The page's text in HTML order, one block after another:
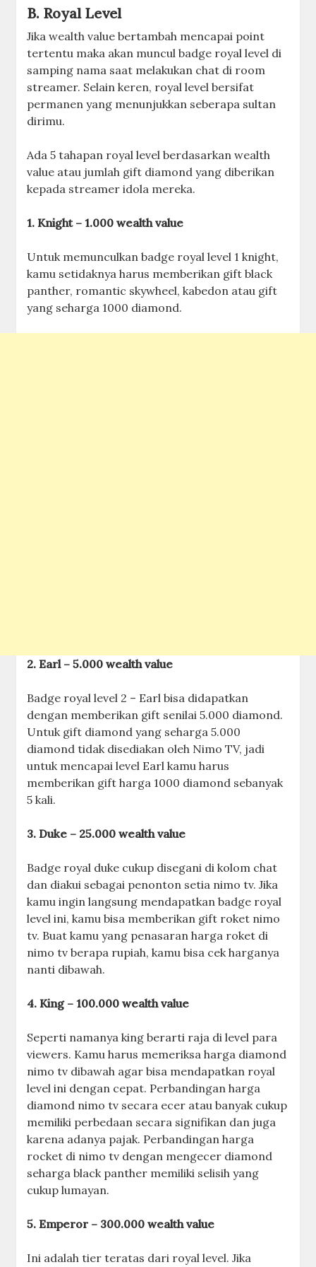
B. Royal Level
Jika wealth value bertambah mencapai point
tertentu maka akan muncul badge royal level di
samping nama saat melakukan chat di room
streamer. Selain keren, royal level bersifat
permanen yang menunjukkan seberapa sultan
dirimu.
Ada 5 tahapan royal level berdasarkan wealth
value atau jumlah gift diamond yang diberikan
kepada streamer idola mereka.
1. Knight – 1.000 wealth value
Untuk memunculkan badge royal level 1 knight,
kamu setidaknya harus memberikan gift black
panther, romantic skywheel, kabedon atau gift
yang seharga 1000 diamond.
2. Earl – 5.000 wealth value
Badge royal level 2 – Earl bisa didapatkan
dengan memberikan gift senilai 5.000 diamond.
Untuk gift diamond yang seharga 5.000
diamond tidak disediakan oleh Nimo TV, jadi
untuk mencapai level Earl kamu harus
memberikan gift harga 1000 diamond sebanyak
5 kali.
3. Duke – 25.000 wealth value
Badge royal duke cukup disegani di kolom chat
dan diakui sebagai penonton setia nimo tv. Jika
kamu ingin langsung mendapatkan badge royal
level ini, kamu bisa memberikan gift roket nimo
tv. Buat kamu yang penasaran harga roket di
nimo tv berapa rupiah, kamu bisa cek harganya
nanti dibawah.
4. King – 100.000 wealth value
Seperti namanya king berarti raja di level para
viewers. Kamu harus memeriksa harga diamond
nimo tv dibawah agar bisa mendapatkan royal
level ini dengan cepat. Perbandingan harga
diamond nimo tv secara ecer atau banyak cukup
memiliki perbedaan secara signifikan dan juga
karena adanya pajak. Perbandingan harga
rocket di nimo tv dengan mengecer diamond
seharga black panther memiliki selisih yang
cukup lumayan.
5. Emperor – 300.000 wealth value
Ini adalah tier teratas dari royal level. Jika